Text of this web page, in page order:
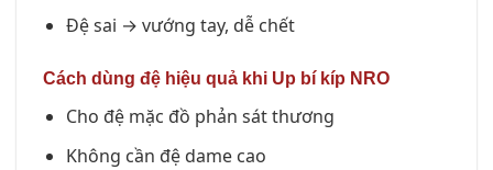
Đệ sai → vướng tay, dễ chết
Cách dùng đệ hiệu quả khi Up bí kíp NRO
Cho đệ mặc đồ phản sát thương
Không cần đệ dame cao